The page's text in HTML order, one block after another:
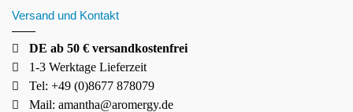
Versand und Kontakt
DE ab 50 € versandkostenfrei
1-3 Werktage Lieferzeit
Tel: +49 (0)8677 878079
Mail: amantha@aromergy.de